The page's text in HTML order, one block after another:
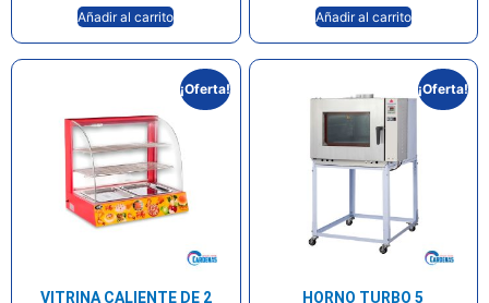
Añadir al carrito Añadir al carrito
¡Oferta!
VITRINA CALIENTE DE 2
¡Oferta!
HORNO TURBO 5